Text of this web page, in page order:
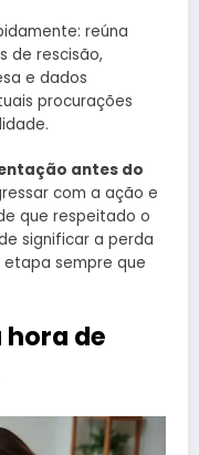
reúna
de rescisão,
e dados
procurações
antes do
com a ação e
que respeitado o
significar a perda
sempre que
de